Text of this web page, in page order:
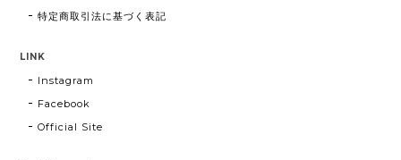
特定商取引法に基づく表記
LINK
Instagram
Facebook
Official Site